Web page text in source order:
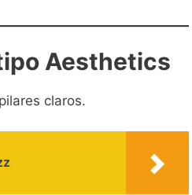
Aesthetics
claros.